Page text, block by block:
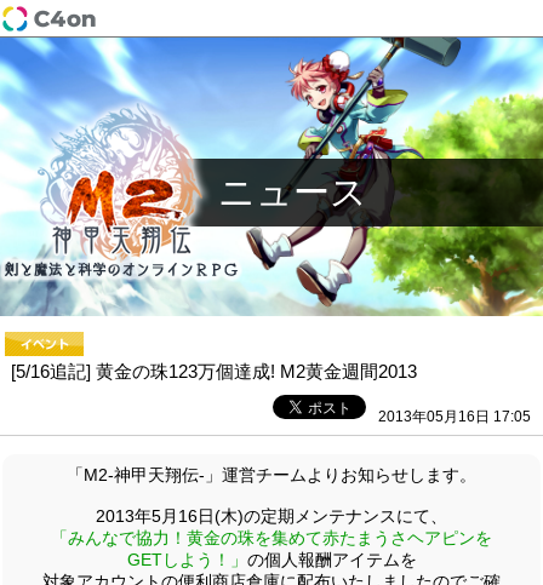
ニュース
[5/16追記] 黄金の珠123万個達成! M2黄金週間2013
2013年05月16日 17:05
「M2-神甲天翔伝-」運営チームよりお知らせします。
2013年5月16日(木)の定期メンテナンスにて、
「みんなで協力！黄金の珠を集めて赤たまうさヘアピンを
GETしよう！」 の個人報酬アイテムを